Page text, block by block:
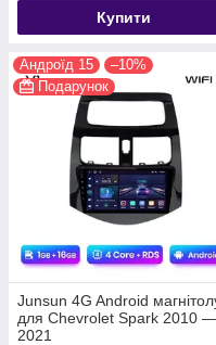
Купити
Андроїд 15
–10%
Подарунок
Junsun 4G Android
для Chevrolet Spark 2010 —
2021